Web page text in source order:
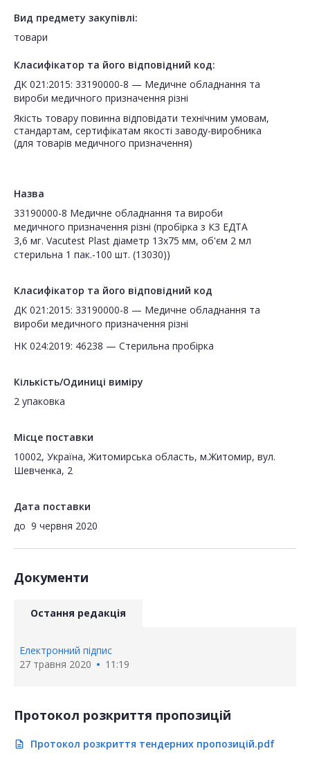
Вид предмету закупівлі:
товари
Класифікатор та його відповідний код:
ДК 021:2015: 33190000-8 — Медичне обладнання та
вироби медичного призначення різні
Якість товару повинна відповідати технічним умовам,
стандартам, сертифікатам якості заводу-виробника
Назва
33190000-8 Медичне обладнання та вироби
медичного призначення різні (пробірка з КЗ ЕДТА
3,6 мг. Vacutest Plast діаметр 13х75 мм, об'єм 2 мл
стерильна 1 пак.-100 шт. (13030))
Класифікатор та його відповідний код
ДК 021:2015: 33190000-8 — Медичне обладнання та
вироби медичного призначення різні
НК 024:2019: 46238 — Стерильна пробірка
Кількість/Одиниці виміру
2 упаковка
Місце поставки
10002, Україна, Житомирська область, м.Житомир, вул.
Шевченка, 2
Дата поставки
до 9 червня 2020
Документи
Остання редакція
Електронний підпис
27 травня 2020
11:19
Протокол розкриття пропозицій
description Протокол розкриття тендерних пропозицій.pdf